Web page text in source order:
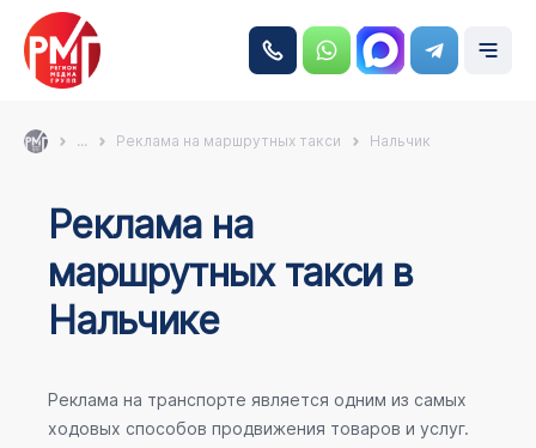
... Реклама на маршрутных такси Нальчик
Реклама на
маршрутных такси в
Нальчике
Реклама на транспорте является одним из самых
ходовых способов продвижения товаров и услуг.